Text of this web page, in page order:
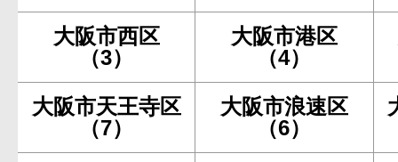
大阪市西区
（3）
大阪市港区
（4）
大阪市天王寺区
（7）
大阪市浪速区
（6）